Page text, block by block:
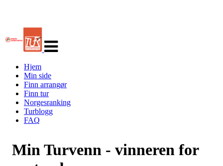
navigasjon
Hjem
Min side
Finn arrangør
Finn tur
Norgesranking
Turblogg
FAQ
Min Turvenn - vinneren for